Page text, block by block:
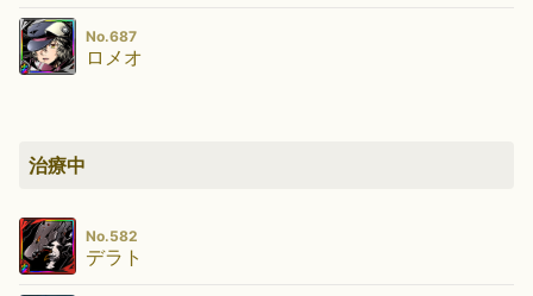
No.687
ロメオ
治療中
No.582
デラト